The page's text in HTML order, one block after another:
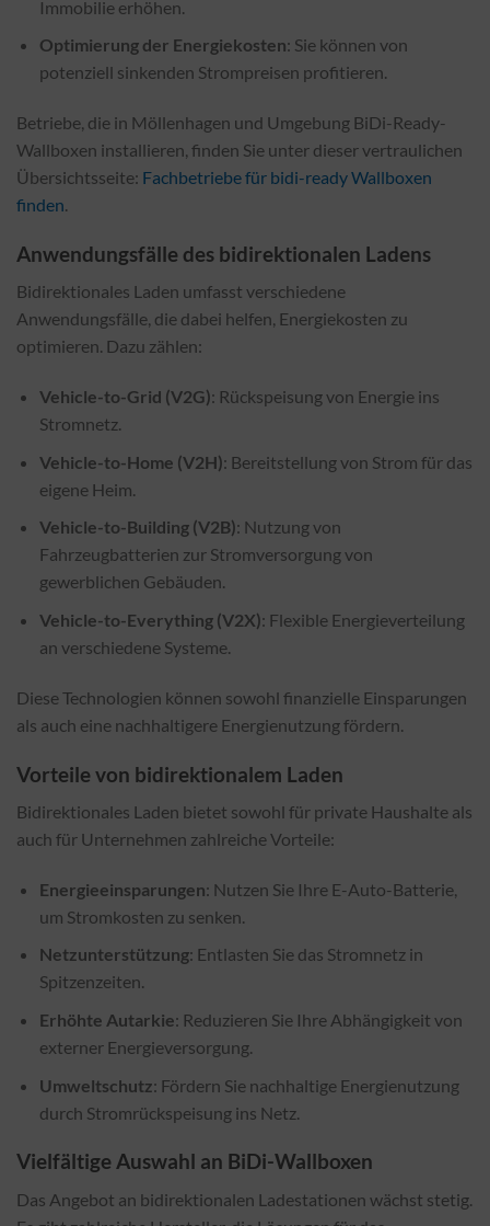
Immobilie erhöhen.
Optimierung der Energiekosten: Sie können von
potenziell sinkenden Strompreisen profitieren.
Betriebe, die in Möllenhagen und Umgebung BiDi-Ready-
Wallboxen installieren, finden Sie unter dieser vertraulichen
Übersichtsseite: Fachbetriebe für bidi-ready Wallboxen
finden.
Anwendungsfälle des bidirektionalen Ladens
Bidirektionales Laden umfasst verschiedene
Anwendungsfälle, die dabei helfen, Energiekosten zu
optimieren. Dazu zählen:
Vehicle-to-Grid (V2G): Rückspeisung von Energie ins
Stromnetz.
Vehicle-to-Home (V2H): Bereitstellung von Strom für das
eigene Heim.
Vehicle-to-Building (V2B): Nutzung von
Fahrzeugbatterien zur Stromversorgung von
gewerblichen Gebäuden.
Vehicle-to-Everything (V2X): Flexible Energieverteilung
an verschiedene Systeme.
Diese Technologien können sowohl finanzielle Einsparungen
als auch eine nachhaltigere Energienutzung fördern.
Vorteile von bidirektionalem Laden
Bidirektionales Laden bietet sowohl für private Haushalte als
auch für Unternehmen zahlreiche Vorteile:
Energieeinsparungen: Nutzen Sie Ihre E-Auto-Batterie,
um Stromkosten zu senken.
Netzunterstützung: Entlasten Sie das Stromnetz in
Spitzenzeiten.
Erhöhte Autarkie: Reduzieren Sie Ihre Abhängigkeit von
externer Energieversorgung.
Umweltschutz: Fördern Sie nachhaltige Energienutzung
durch Stromrückspeisung ins Netz.
Vielfältige Auswahl an BiDi-Wallboxen
Das Angebot an bidirektionalen Ladestationen wächst stetig.